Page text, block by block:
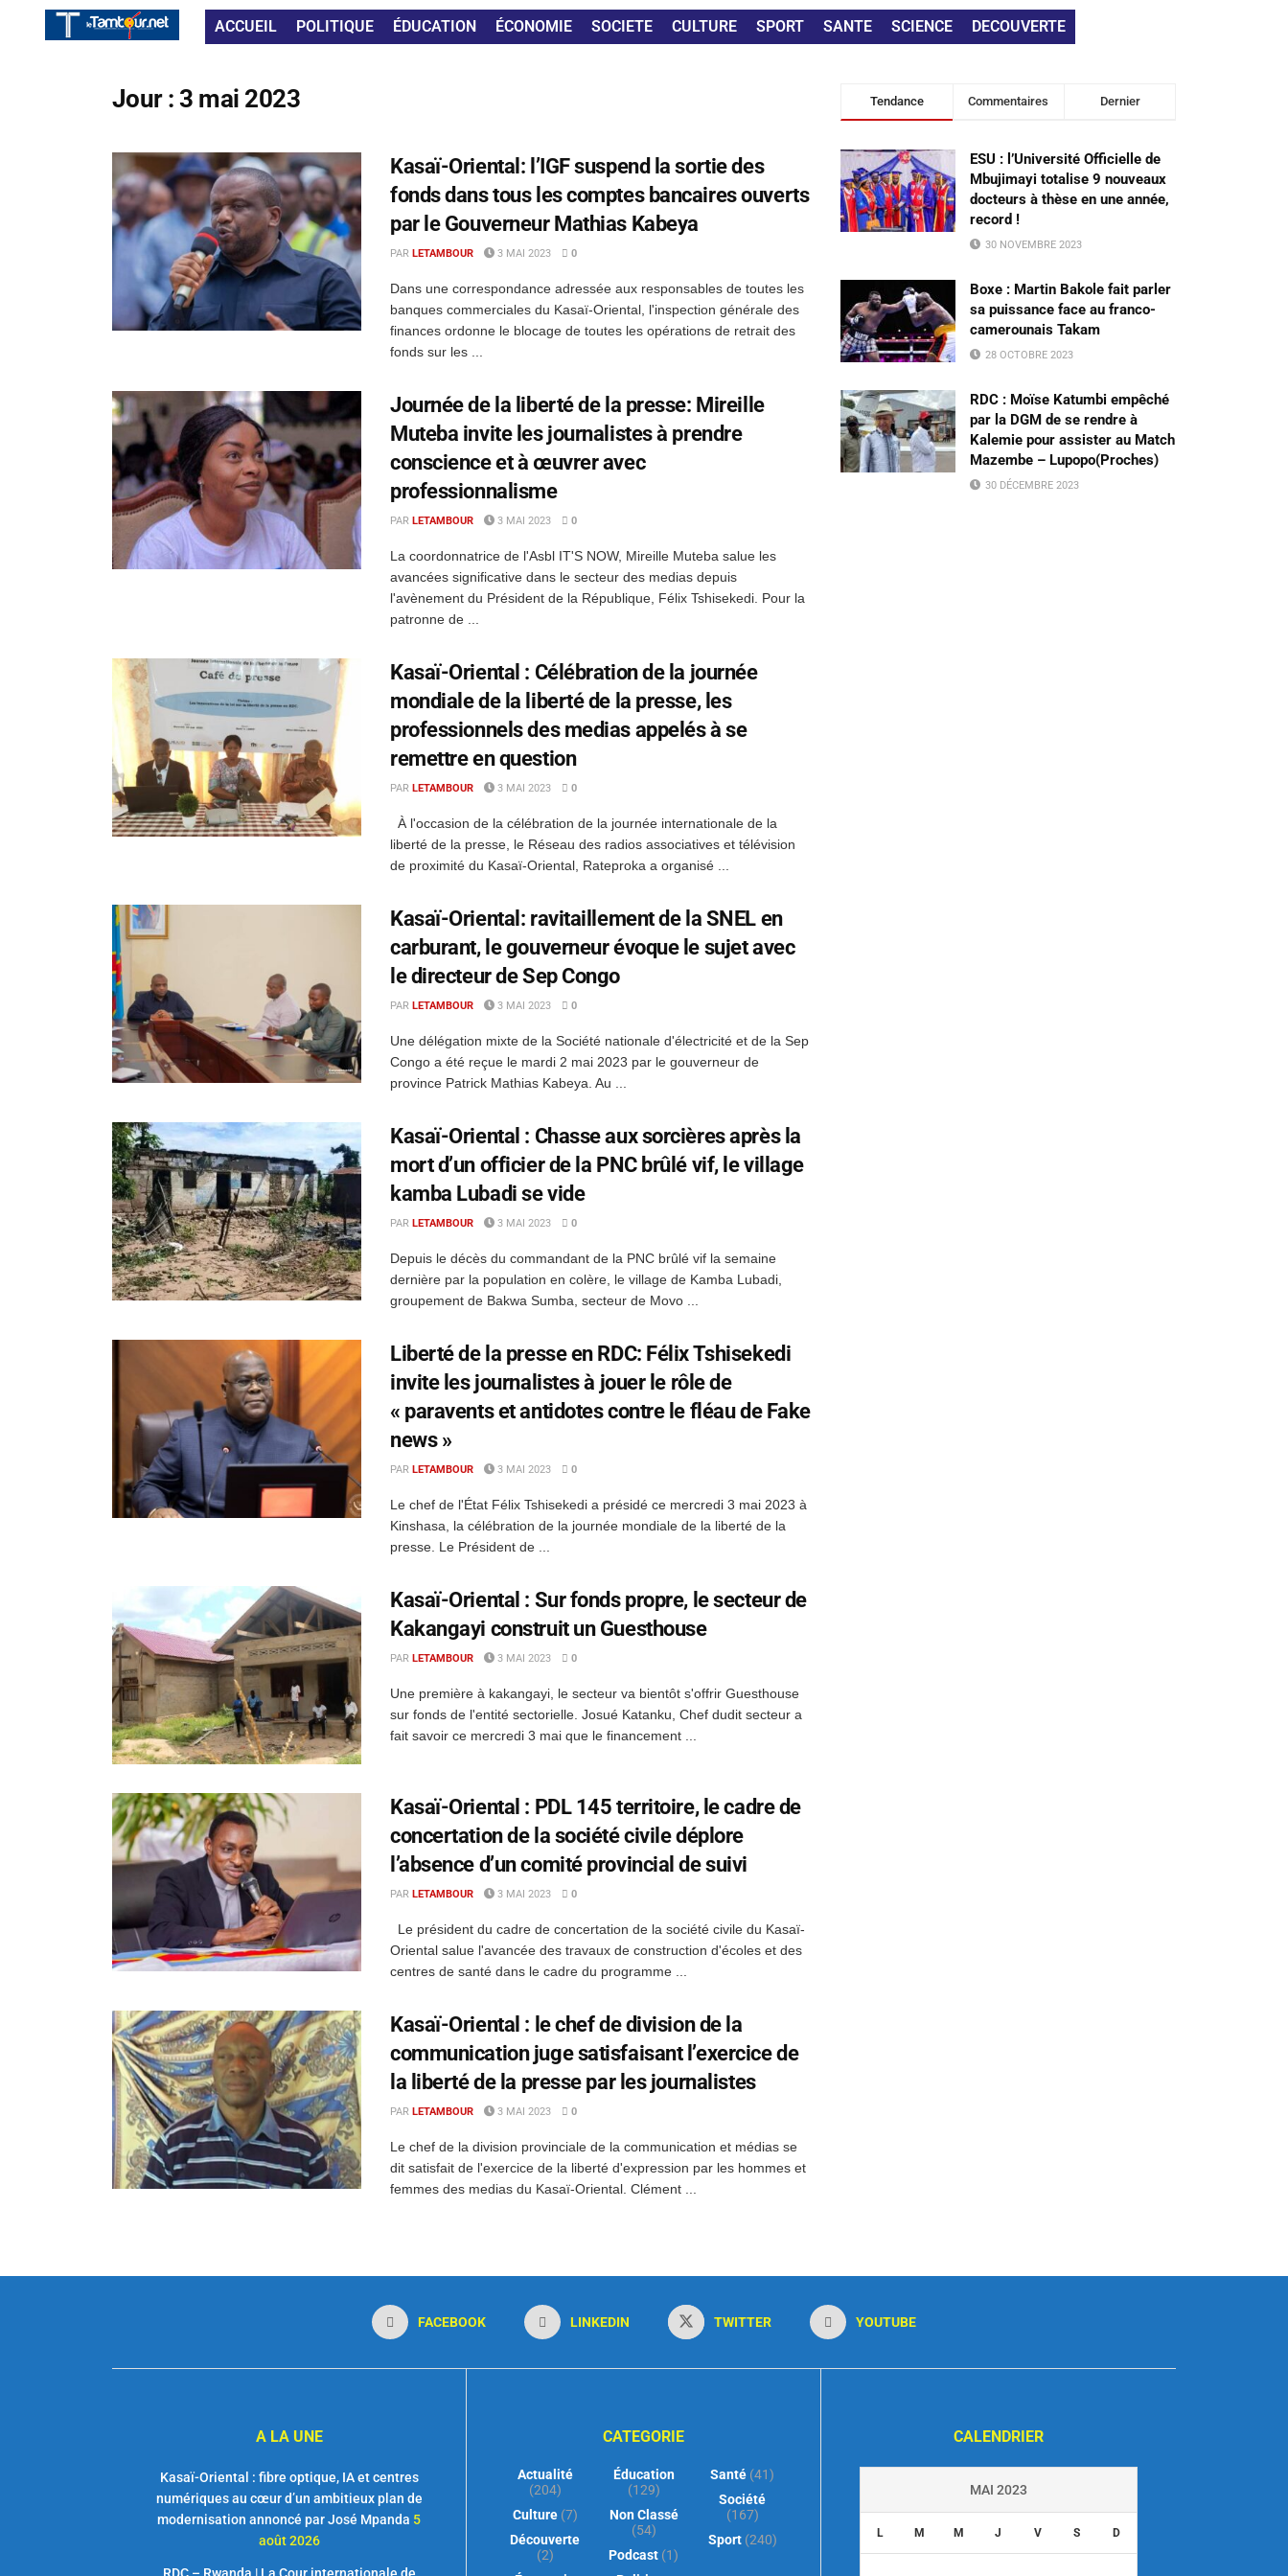
ACCUEIL POLITIQUE ÉDUCATION ÉCONOMIE SOCIETE CULTURE SPORT SANTE SCIENCE DECOUVERTE
Jour :3 mai 2023
Kasaï-Oriental: l’IGF suspend la sortie des
fonds dans tous les comptes bancaires ouverts
par le Gouverneur Mathias Kabeya
PAR LETAMBOUR 3 MAI 2023 0
Dans une correspondance adressée aux responsables de toutes les
banques commerciales du Kasaï-Oriental, l'inspection générale des
finances ordonne le blocage de toutes les opérations de retrait des
fonds sur les ...
Journée de la liberté de la presse: Mireille
Muteba invite les journalistes à prendre
conscience et à œuvrer avec
professionnalisme
PAR LETAMBOUR 3 MAI 2023 0
La coordonnatrice de l'Asbl IT'S NOW, Mireille Muteba salue les
avancées significative dans le secteur des medias depuis
l'avènement du Président de la République, Félix Tshisekedi. Pour la
patronne de ...
Kasaï-Oriental : Célébration de la journée
mondiale de la liberté de la presse, les
professionnels des medias appelés à se
remettre en question
PAR LETAMBOUR 3 MAI 2023 0
À l'occasion de la célébration de la journée internationale de la
liberté de la presse, le Réseau des radios associatives et télévision
de proximité du Kasaï-Oriental, Rateproka a organisé ...
Kasaï-Oriental: ravitaillement de la SNEL en
carburant, le gouverneur évoque le sujet avec
le directeur de Sep Congo
PAR LETAMBOUR 3 MAI 2023 0
Une délégation mixte de la Société nationale d'électricité et de la Sep
Congo a été reçue le mardi 2 mai 2023 par le gouverneur de
province Patrick Mathias Kabeya. Au ...
Kasaï-Oriental : Chasse aux sorcières après la
mort d’un officier de la PNC brûlé vif, le village
kamba Lubadi se vide
PAR LETAMBOUR 3 MAI 2023 0
Depuis le décès du commandant de la PNC brûlé vif la semaine
dernière par la population en colère, le village de Kamba Lubadi,
groupement de Bakwa Sumba, secteur de Movo ...
Liberté de la presse en RDC: Félix Tshisekedi
invite les journalistes à jouer le rôle de
« paravents et antidotes contre le fléau de Fake
news »
PAR LETAMBOUR 3 MAI 2023 0
Le chef de l'État Félix Tshisekedi a présidé ce mercredi 3 mai 2023 à
Kinshasa, la célébration de la journée mondiale de la liberté de la
presse. Le Président de ...
Kasaï-Oriental : Sur fonds propre, le secteur de
Kakangayi construit un Guesthouse
PAR LETAMBOUR 3 MAI 2023 0
Une première à kakangayi, le secteur va bientôt s'offrir Guesthouse
sur fonds de l'entité sectorielle. Josué Katanku, Chef dudit secteur a
fait savoir ce mercredi 3 mai que le financement ...
Kasaï-Oriental : PDL 145 territoire, le cadre de
concertation de la société civile déplore
l’absence d’un comité provincial de suivi
PAR LETAMBOUR 3 MAI 2023 0
Le président du cadre de concertation de la société civile du Kasaï-
Oriental salue l'avancée des travaux de construction d'écoles et des
centres de santé dans le cadre du programme ...
Kasaï-Oriental : le chef de division de la
communication juge satisfaisant l’exercice de
la liberté de la presse par les journalistes
PAR LETAMBOUR 3 MAI 2023 0
Le chef de la division provinciale de la communication et médias se
dit satisfait de l'exercice de la liberté d'expression par les hommes et
femmes des medias du Kasaï-Oriental. Clément ...
Tendance Commentaires Dernier
ESU : l’Université Officielle de
Mbujimayi totalise 9 nouveaux
docteurs à thèse en une année,
record !
30 NOVEMBRE 2023
Boxe : Martin Bakole fait parler
sa puissance face au franco-
camerounais Takam
28 OCTOBRE 2023
RDC : Moïse Katumbi empêché
par la DGM de se rendre à
Kalemie pour assister au Match
Mazembe – Lupopo(Proches)
30 DÉCEMBRE 2023
FACEBOOK LINKEDIN TWITTER YOUTUBE
A LA UNE
Kasaï-Oriental : fibre optique, IA et centres
numériques au cœur d’un ambitieux plan de
modernisation annoncé par José Mpanda 5
août 2026
CATEGORIE
Actualité
(204)
Culture(7)
Découverte
(2)
Éducation
(129)
Non Classé
(54)
Podcast (1)
Santé (41)
Société
(167)
Sport(240)
CALENDRIER
MAI 2023
L M M J V S D